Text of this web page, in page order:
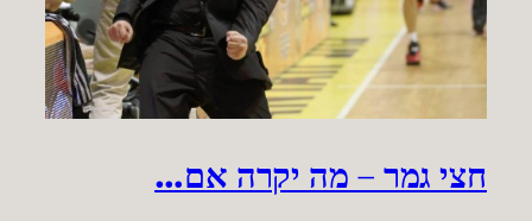
חצי גמר – מה יקרה אם…